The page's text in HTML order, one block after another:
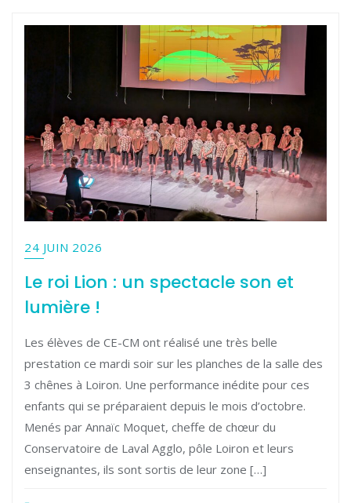
24 JUIN 2026
Le roi Lion : un spectacle son et
lumière !
Les élèves de CE-CM ont réalisé une très belle
prestation ce mardi soir sur les planches de la salle des
3 chênes à Loiron. Une performance inédite pour ces
enfants qui se préparaient depuis le mois d’octobre.
Menés par Annaïc Moquet, cheffe de chœur du
Conservatoire de Laval Agglo, pôle Loiron et leurs
enseignantes, ils sont sortis de leur zone […]